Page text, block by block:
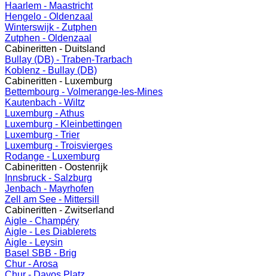
Haarlem - Maastricht
Hengelo - Oldenzaal
Winterswijk - Zutphen
Zutphen - Oldenzaal
Cabineritten - Duitsland
Bullay (DB) - Traben-Trarbach
Koblenz - Bullay (DB)
Cabineritten - Luxemburg
Bettembourg - Volmerange-les-Mines
Kautenbach - Wiltz
Luxemburg - Athus
Luxemburg - Kleinbettingen
Luxemburg - Trier
Luxemburg - Troisvierges
Rodange - Luxemburg
Cabineritten - Oostenrijk
Innsbruck - Salzburg
Jenbach - Mayrhofen
Zell am See - Mittersill
Cabineritten - Zwitserland
Aigle - Champéry
Aigle - Les Diablerets
Aigle - Leysin
Basel SBB - Brig
Chur - Arosa